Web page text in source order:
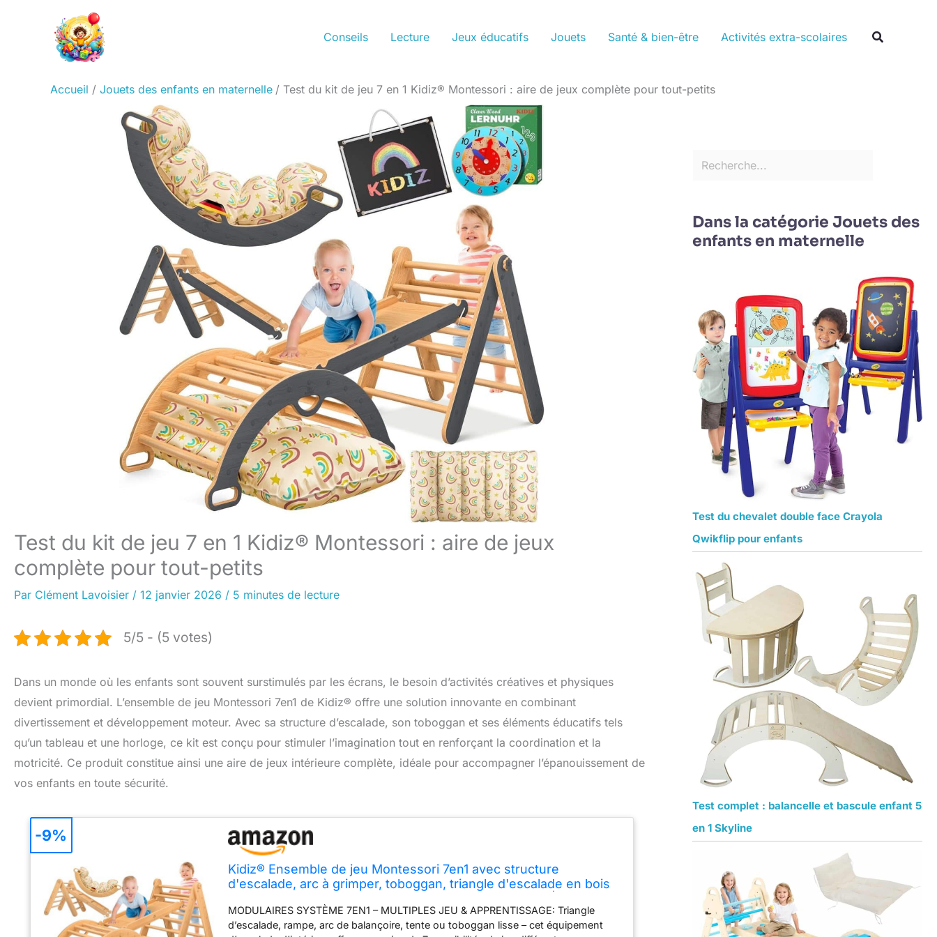
Conseils Lecture Jeux éducatifs Jouets Santé & bien-être Activités extra-scolaires
Accueil Jouets des enfants en maternelle Test du kit de jeu 7 en 1 Kidiz® Montessori : aire de jeux complète pour tout-petits
Test du kit de jeu 7 en 1 Kidiz® Montessori : aire de jeux
complète pour tout-petits
Par Clément Lavoisier / 12 janvier 2026 / 5 minutes de lecture
5/5 - (5 votes)
Dans un monde où les enfants sont souvent surstimulés par les écrans, le besoin d’activités créatives et physiques
devient primordial. L’ensemble de jeu Montessori 7en1 de Kidiz® offre une solution innovante en combinant
divertissement et développement moteur. Avec sa structure d’escalade, son toboggan et ses éléments éducatifs tels
qu’un tableau et une horloge, ce kit est conçu pour stimuler l’imagination tout en renforçant la coordination et la
motricité. Ce produit constitue ainsi une aire de jeux intérieure complète, idéale pour accompagner l’épanouissement de
vos enfants en toute sécurité.
Kidiz® Ensemble de jeu Montessori 7en1 avec structure
d'escalade, arc à grimper, toboggan, triangle d'escalade en bois
jeux d'intérieur
MODULAIRES SYSTÈME 7EN1 – MULTIPLES JEU & APPRENTISSAGE: Triangle
d’escalade, rampe, arc de balançoire, tente ou toboggan lisse – cet équipement
-9%
Dans la catégorie Jouets des
enfants en maternelle
Test du chevalet double face Crayola
Qwikflip pour enfants
Test complet : balancelle et bascule enfant 5
en 1 Skyline